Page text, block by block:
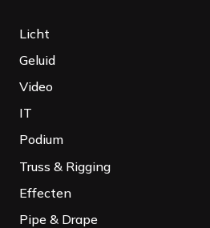
Licht
Geluid
Video
IT
Podium
Truss & Rigging
Effecten
Pipe & Drape